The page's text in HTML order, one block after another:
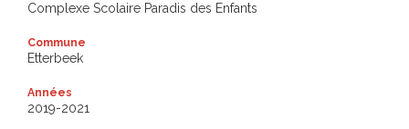
Complexe Scolaire Paradis des Enfants
Commune
Etterbeek
Années
2019-2021